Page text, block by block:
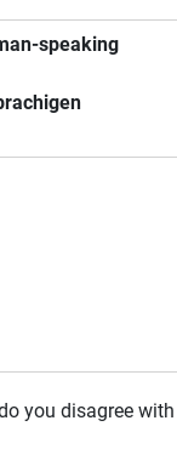
speaking
you disagree